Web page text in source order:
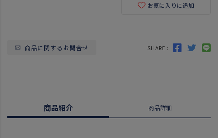
お気に入りに追加
商品に関するお問合せ SHARE :
商品紹介 商品詳細